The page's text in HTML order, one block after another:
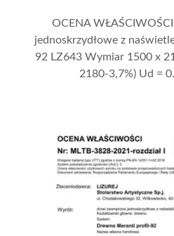
OCENA
jednoskrzydłowe z
92 LZ643 Wymiar 1500 x
2180-3,7%) Ud =